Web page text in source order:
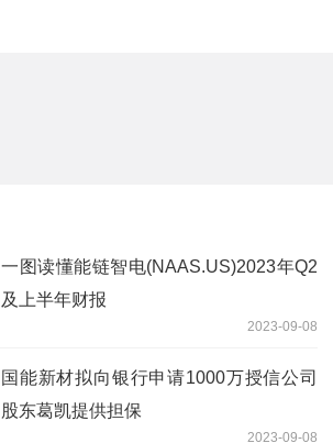
一图读懂能链智电(NAAS.US)2023年Q2
及上半年财报
2023-09-08
国能新材拟向银行申请1000万授信公司
股东葛凯提供担保
2023-09-08